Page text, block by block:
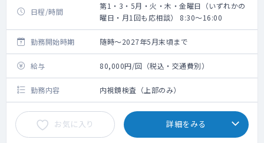
日程/時間
第1・3・5月・火・木・金曜日（いずれかの
曜日・月1回も応相談） 8:30～16:00
勤務開始時期 随時～2027年5月末頃まで
給与 80,000円/回（税込・交通費別）
勤務内容 内視鏡検査（上部のみ）
お気に入り 詳細をみる